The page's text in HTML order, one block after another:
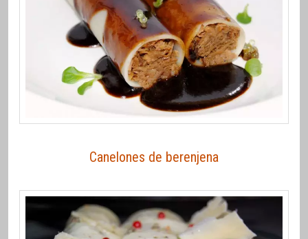
Canelones de berenjena